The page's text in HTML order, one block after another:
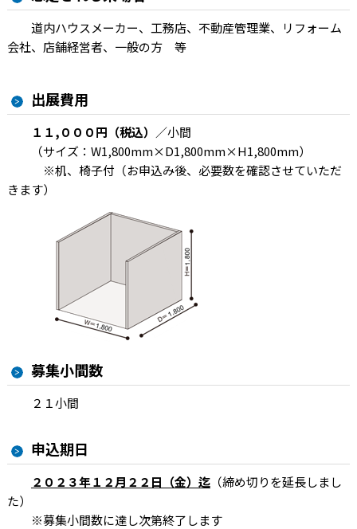
道内ハウスメーカー、工務店、不動産管理業、リフォーム
会社、店舗経営者、一般の方 等
出展費用
１１,０００円（税込） ／小間
（サイズ：W1,800mm×D1,800mm×H1,800mm）
※机、椅子付（お申込み後、必要数を確認させていただ
きます）
募集小間数
２１小間
申込期日
２０２３年１２月２２日（金）迄（締め切りを延長しまし
た）
※募集小間数に達し次第終了します